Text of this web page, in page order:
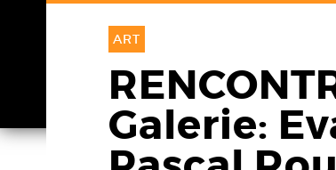
ART
Galerie: